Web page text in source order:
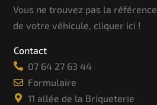
Vous ne trouvez pas la référence
de votre véhicule, cliquer ici !
Contact
07 64 27 63 44
Formulaire
11 allée de la Briqueterie